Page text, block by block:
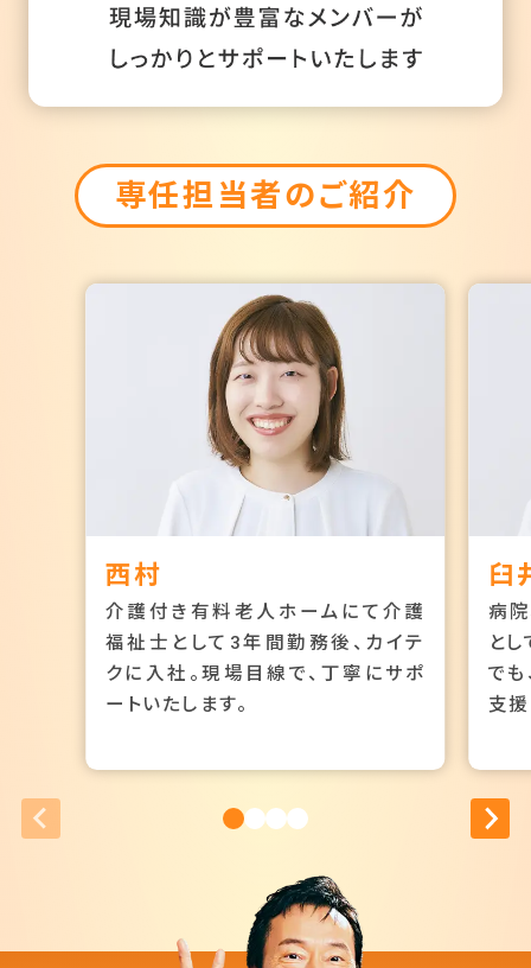
専任担当者のご紹介
西村
介護付き有料老人ホームにて介護
福祉士として3年間勤務後、カイテ
クに入社。現場目線で、丁寧にサポ
ートいたします。
臼
病
と
でも
支援